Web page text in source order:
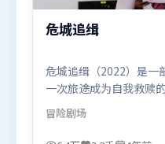
危城追缉
危城追缉（2022）是一
一次旅途成为自我救赎
彼此呼应。叙事线索多
束。由朴赞郁执导，赵
华、迪皮卡·帕度柯妮
冒险剧场